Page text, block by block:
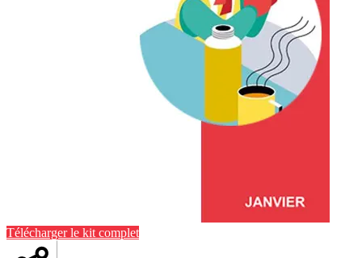
Télécharger le kit complet